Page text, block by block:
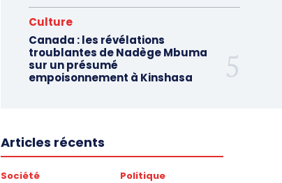
Culture
Canada : les révélations
troublantes de Nadège Mbuma
sur un présumé
empoisonnement à Kinshasa
Articles récents
Société Politique